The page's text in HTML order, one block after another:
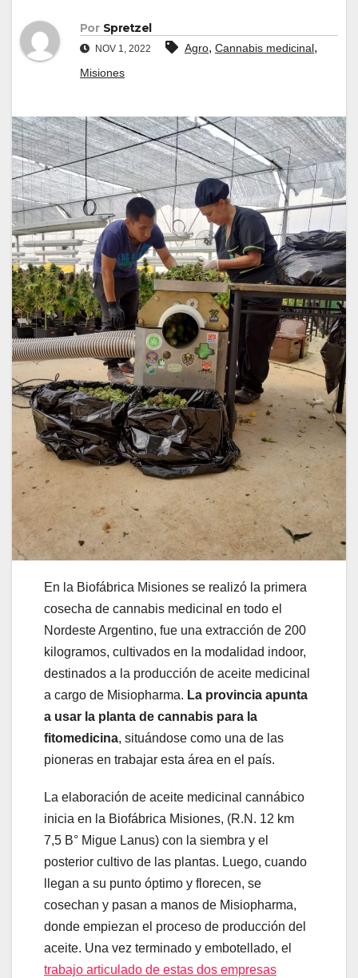
Por Spretzel
NOV 1, 2022 Agro, Cannabis medicinal,
Misiones
En la Biofábrica Misiones se realizó la primera
cosecha de cannabis medicinal en todo el
Nordeste Argentino, fue una extracción de 200
kilogramos, cultivados en la modalidad indoor,
destinados a la producción de aceite medicinal
a cargo de Misiopharma. La provincia apunta
a usar la planta de cannabis para la
fitomedicina, situándose como una de las
pioneras en trabajar esta área en el país.
La elaboración de aceite medicinal cannábico
inicia en la Biofábrica Misiones, (R.N. 12 km
7,5 B° Migue Lanus) con la siembra y el
posterior cultivo de las plantas. Luego, cuando
llegan a su punto óptimo y florecen, se
cosechan y pasan a manos de Misiopharma,
donde empiezan el proceso de producción del
aceite. Una vez terminado y embotellado, el
trabajo articulado de estas dos empresas